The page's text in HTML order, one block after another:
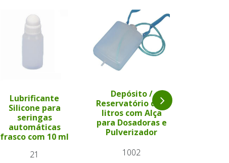
Lubrificante
Silicone para
seringas
automáticas
frasco com 10 ml
21
Depósito /
Reservatório de 2
litros com Alça
para Dosadoras e
Pulverizador
1002